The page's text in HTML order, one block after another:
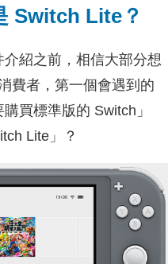
Switch Lite？
紹之前，相信大部分想
費者，第一個會遇到的
買標準版的 Switch」
Lite」？